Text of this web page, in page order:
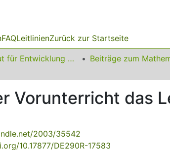
FAQLeitlinienZurück zur Startseite
Institut für Entwicklung und Erforschung des Mathematikunterrichts
Vorunterricht das
2003/35542
10.17877/DE290R-17583